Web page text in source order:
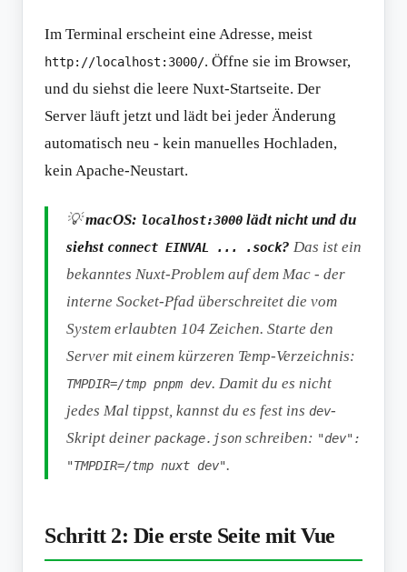
Im Terminal erscheint eine Adresse, meist
http://localhost:3000/. Öffne sie im Browser,
und du siehst die leere Nuxt-Startseite. Der
Server läuft jetzt und lädt bei jeder Änderung
automatisch neu - kein manuelles Hochladen,
kein Apache-Neustart.
💡macOS: localhost:3000 lädt nicht und du
siehst connect EINVAL ... .sock? Das ist ein
bekanntes Nuxt-Problem auf dem Mac - der
interne Socket-Pfad überschreitet die vom
System erlaubten 104 Zeichen. Starte den
Server mit einem kürzeren Temp-Verzeichnis:
TMPDIR=/tmp pnpm dev. Damit du es nicht
jedes Mal tippst, kannst du es fest ins dev-
Skript deiner package.json schreiben: "dev":
"TMPDIR=/tmp nuxt dev".
Schritt 2: Die erste Seite mit Vue